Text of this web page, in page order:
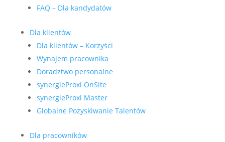
FAQ – Dla kandydatów
Dla klientów
Dla klientów – Korzyści
Wynajem pracownika
Doradztwo personalne
synergieProxi OnSite
synergieProxi Master
Globalne Pozyskiwanie Talentów
Dla pracowników